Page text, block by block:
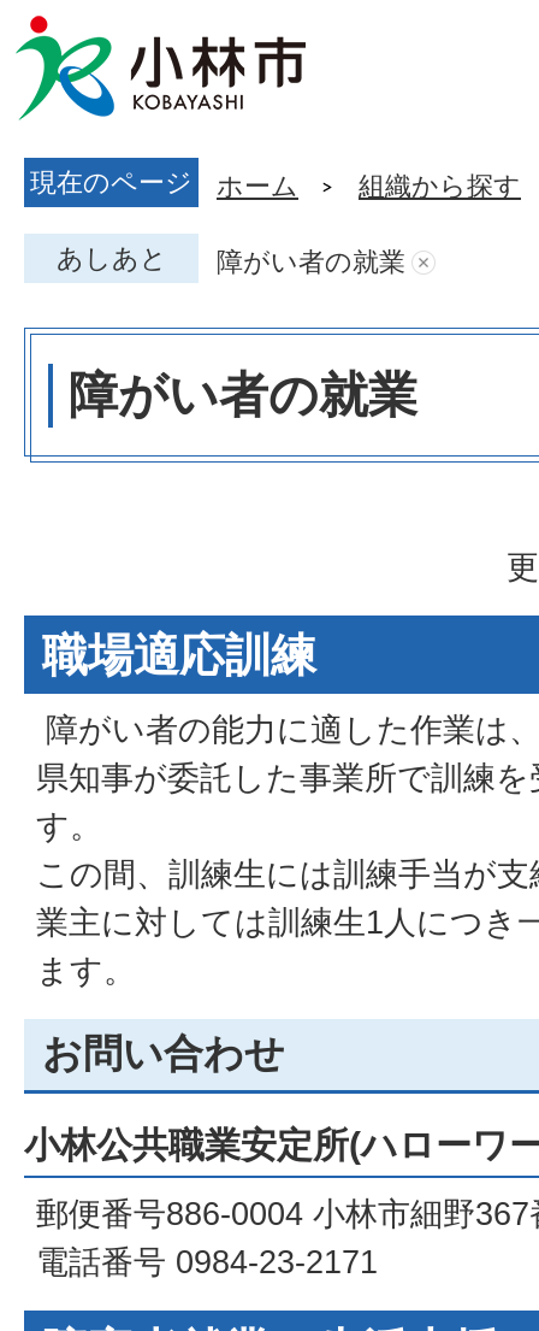
現在のページ ホーム 組織から探す
あしあと 障がい者の就業
障がい者の就業
職場適応訓練
障がい者の能力に適した作業は
県知事が委託した事業所で訓練
す。
この間、訓練生には訓練手当が
業主に対しては訓練生1人につき
ます。
お問い合わせ
小林公共職業安定所(ハローワ
郵便番号886-0004 小林市細野367
電話番号 0984-23-2171